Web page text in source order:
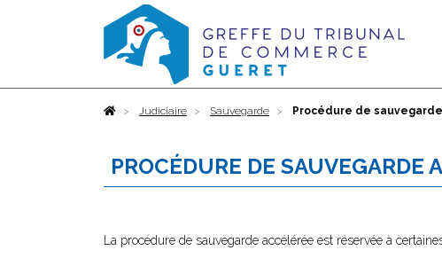
AccueilJudiciaire Sauvegarde Procédure de
PROCÉDURE DE SAUVEGARDE
La procédure de sauvegarde accélérée est réservée à